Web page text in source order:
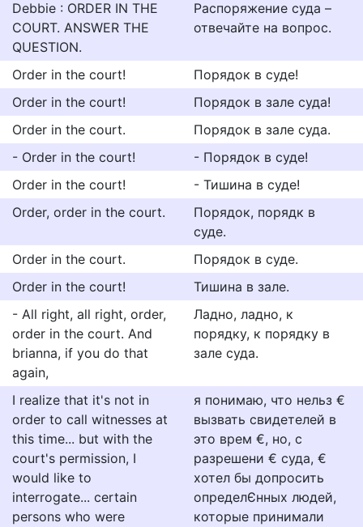
Debbie : ORDER IN THE
COURT. ANSWER THE
QUESTION.
Распоряжение суда –
отвечайте на вопрос.
Order in the court!
Порядок в суде!
Order in the court!
Порядок в зале суда!
Order in the court.
Порядок в зале суда.
- Order in the court!
- Порядок в суде!
Order in the court!
- Тишина в суде!
Order, order in the court.
Порядок, порядк в
суде.
Order in the court.
Порядок в суде.
Order in the court!
Тишина в зале.
- All right, all right, order,
order in the court. And
brianna, if you do that
again,
Ладно, ладно, к
порядку, к порядку в
зале суда.
I realize that it's not in
order to call witnesses at
this time... but with the
court's permission, I
would like to
interrogate... certain
persons who were
я понимаю, что нельз €
вызвать свидетелей в
это врем €, но, с
разрешени € суда, €
хотел бы допросить
определЄнных людей,
которые принимали